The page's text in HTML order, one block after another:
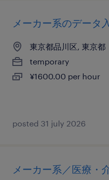
メーカー系のデータ
東京都品川区, 東京都
temporary
¥1600.00 per hour
posted 31 july 2026
メーカー系／医療・